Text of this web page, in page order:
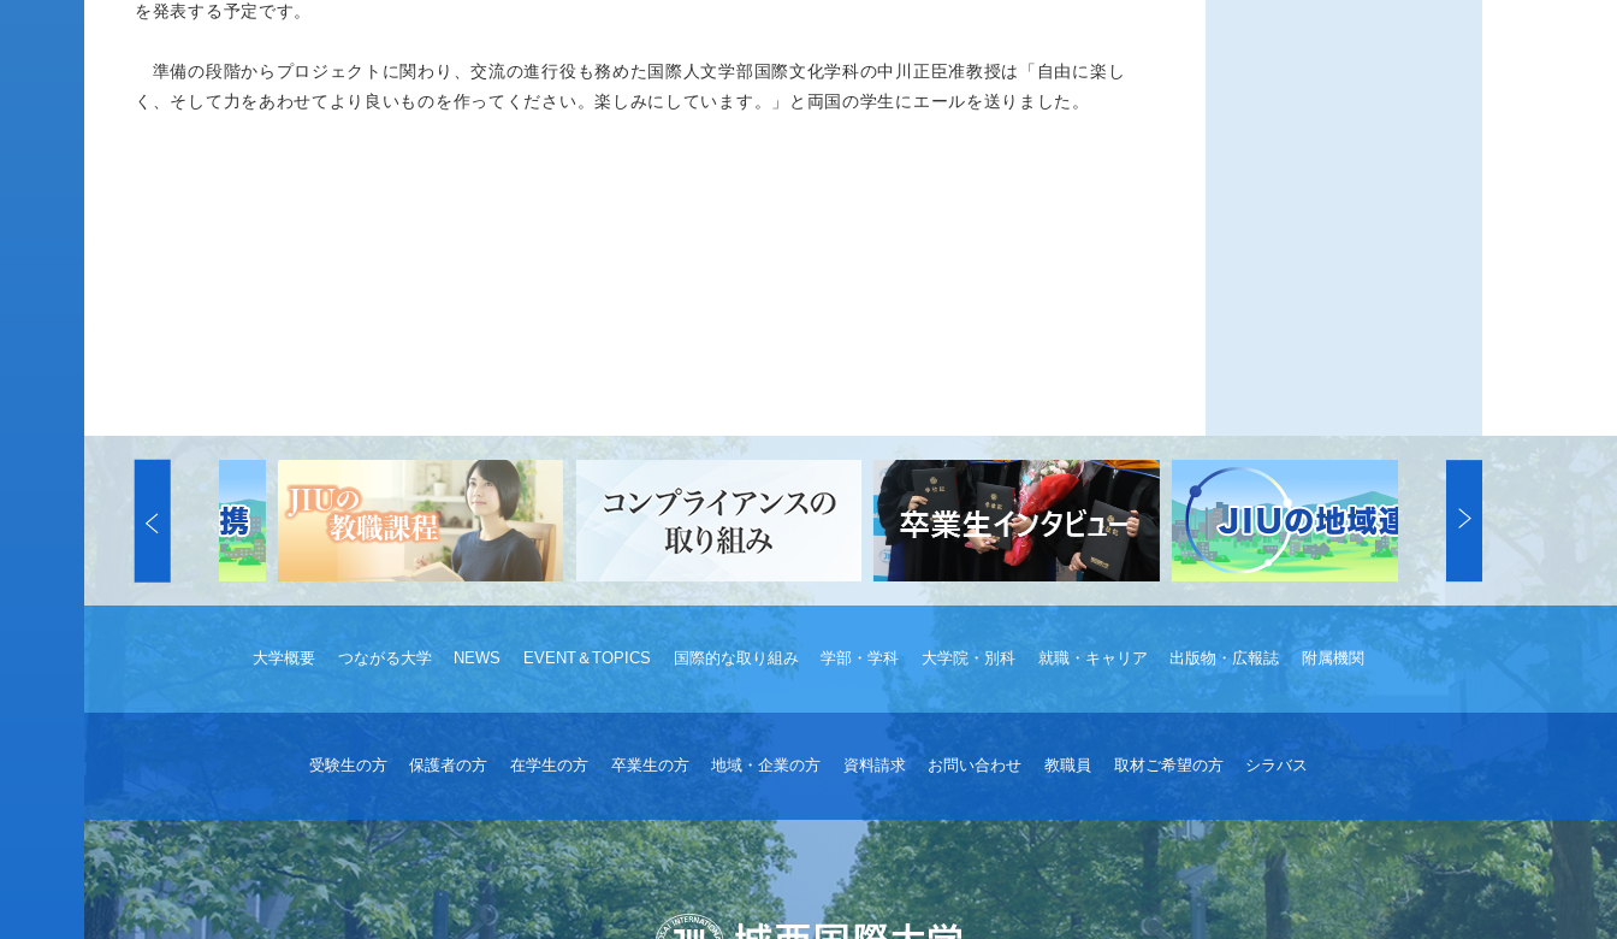
を発表する予定です。
準備の段階からプロジェクトに関わり、交流の進行役も務めた国際人文学部国際文化学科の中川正臣准教授は「自由に楽し
く、そして力をあわせてより良いものを作ってください。楽しみにしています。」と両国の学生にエールを送りました。
大学概要 つながる大学 NEWS EVENT＆TOPICS 国際的な取り組み 学部・学科 大学院・別科 就職・キャリア 出版物・広報誌 附属機関
受験生の方 保護者の方 在学生の方 卒業生の方 地域・企業の方 資料請求 お問い合わせ 教職員 取材ご希望の方 シラバス